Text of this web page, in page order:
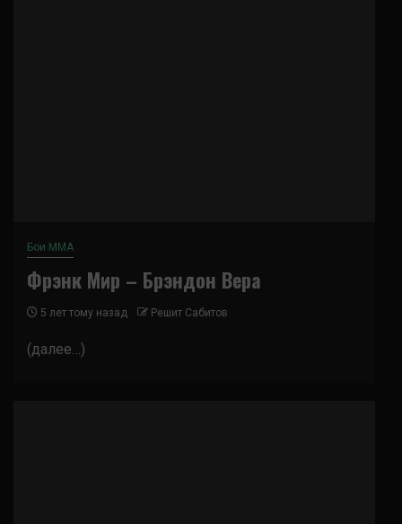
Бои ММА
Фрэнк Мир – Брэндон Вера
5 лет тому назад Решит Сабитов
(далее…)